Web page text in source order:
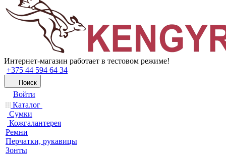
Интернет-магазин работает в тестовом режиме!
+375 44 594 64 34
Поиск
Войти
Каталог
Сумки
Кожгалантерея
Ремни
Перчатки, рукавицы
Зонты